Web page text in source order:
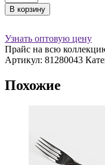
товара
Ложка
серия
"New
York"
P.L.
В корзину
Узнать оптовую цену
Прайс на всю
Артикул: 81280043
Похожие